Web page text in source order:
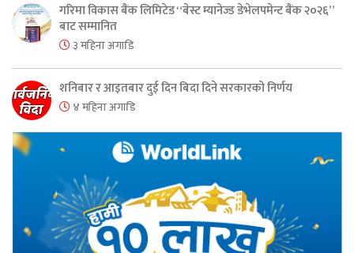
गरिमा विकास बैंक लिमिटेड “बेस्ट म्यानेज्ड डेभेलपमेन्ट बैंक २०२६”
बाट सम्मानित
३ महिना अगाडि
शनिबार र आइतबार दुई दिन बिदा दिने सरकारको निर्णय
४ महिना अगाडि